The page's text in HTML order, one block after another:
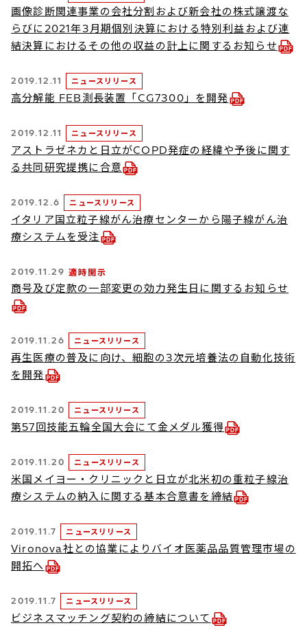
画像診断関連事業の会社分割および新会社の株式譲渡な
らびに2021年3月期個別決算における特別利益および連
結決算におけるその他の収益の計上に関するお知らせ
2019.12.11 ニュースリリース
高分解能 FEB測長装置「CG7300」を開発
2019.12.11 ニュースリリース
アストラゼネカと日立がCOPD発症の経緯や予後に関す
る共同研究提携に合意
2019.12.6 ニュースリリース
イタリア国立粒子線がん治療センターから陽子線がん治
療システムを受注
2019.11.29 適時開示
商号及び定款の一部変更の効力発生日に関するお知らせ
2019.11.26 ニュースリリース
再生医療の普及に向け、細胞の3次元培養法の自動化技術
を開発
2019.11.20 ニュースリリース
第57回技能五輪全国大会にて金メダル獲得
2019.11.20 ニュースリリース
米国メイヨー・クリニックと日立が北米初の重粒子線治
療システムの納入に関する基本合意書を締結
2019.11.7 ニュースリリース
Vironova社との協業によりバイオ医薬品品質管理市場の
開拓へ
2019.11.7 ニュースリリース
ビジネスマッチング契約の締結について